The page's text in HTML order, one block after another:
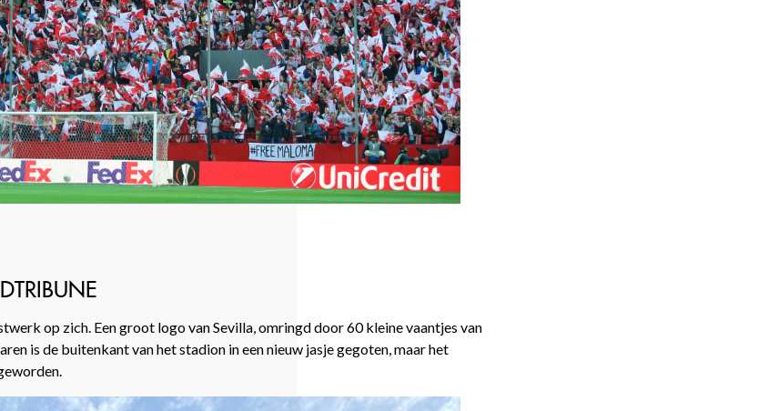
op zich. Een groot logo van Sevilla, omringd door 60 kleine vaantjes van
is de buitenkant van het stadion in een nieuw jasje gegoten, maar het